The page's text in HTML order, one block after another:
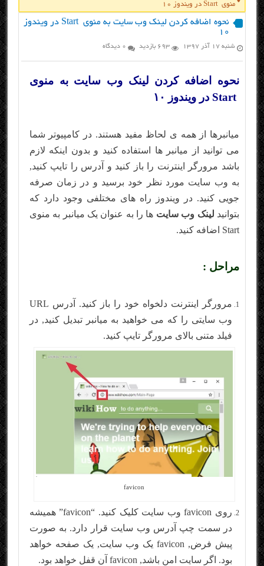
منوی Start در ویندوز ۱۰
نحوه اضافه کردن لینک وب سایت به منوی Start در ویندوز
۱۰
شنبه ۱۷ آذر ۱۳۹۷ 693 بازدید 0 دیدگاه
نحوه اضافه کردن لینک وب سایت به منوی
Start در ویندوز ۱۰
میانبرها از همه ی لحاظ مفید هستند. در کامپیوتر شما
می توانید از میانبر ها استفاده کنید و بدون اینکه لازم
باشد مرورگر اینترنت را باز کنید و آدرس را تایپ کنید,
به وب سایت مورد نظر خود برسید و در زمان صرفه
جویی کنید. در ویندوز راه های مختلفی وجود دارد که
بتوانید لینک وب سایت ها را به عنوان یک میانبر به منوی
Start اضافه کنید.
مراحل :
مرورگر اینترنت دلخواه خود را باز کنید. آدرس URL
وب سایتی را که می خواهید به میانبر تبدیل کنید, در
فیلد متنی بالای مرورگر تایپ کنید.
favicon
روی favicon وب سایت کلیک کنید. “favicon” همیشه
در سمت چپ آدرس وب سایت قرار دارد. به صورت
پیش فرض, favicon یک وب سایت, یک صفحه خواهد
بود. اگر سایت امن باشد, favicon آن قفل خواهد بود.